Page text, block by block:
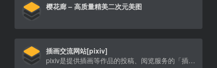
樱花廊 – 高质量精美二次元美图
插画交流网站[pixiv]
pixiv是提供插画等作品的投稿、阅览服务的「插画交流网站」。这里有各种各样不同风格的投稿作品，我们还会举办官方、用户企画的各种比赛。